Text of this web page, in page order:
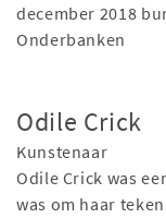
december 2018
Onderbanken
Odile Crick
Kunstenaar
Odile Crick was
was om haar